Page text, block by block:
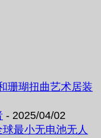
珊瑚扭曲艺术居装
- 2025/04/02
最小无电池无人